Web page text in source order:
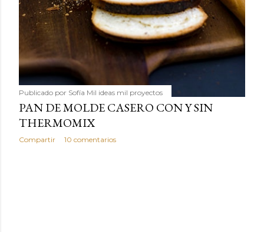
Publicado por Sofía Mil ideas mil proyectos
PAN DE MOLDE CASERO CON Y SIN
THERMOMIX
Compartir 10 comentarios